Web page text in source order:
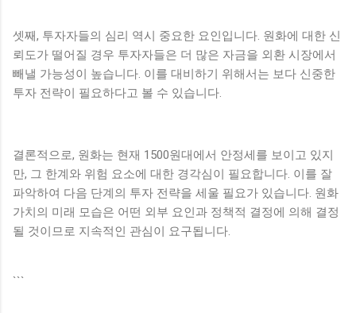
셋째, 투자자들의 심리 역시 중요한 요인입니다. 원화에 대한 신
뢰도가 떨어질 경우 투자자들은 더 많은 자금을 외환 시장에서
빼낼 가능성이 높습니다. 이를 대비하기 위해서는 보다 신중한
투자 전략이 필요하다고 볼 수 있습니다.
결론적으로, 원화는 현재 1500원대에서 안정세를 보이고 있지
만, 그 한계와 위험 요소에 대한 경각심이 필요합니다. 이를 잘
파악하여 다음 단계의 투자 전략을 세울 필요가 있습니다. 원화
가치의 미래 모습은 어떤 외부 요인과 정책적 결정에 의해 결정
될 것이므로 지속적인 관심이 요구됩니다.
```